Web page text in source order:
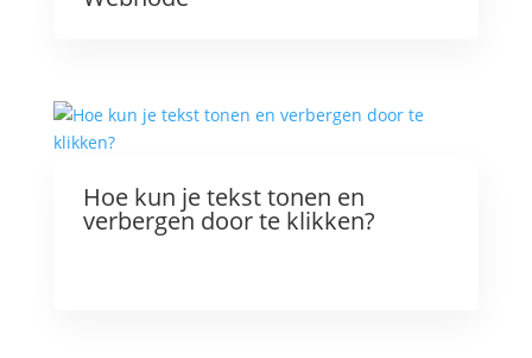
Hoe kun je tekst tonen en
verbergen door te klikken?